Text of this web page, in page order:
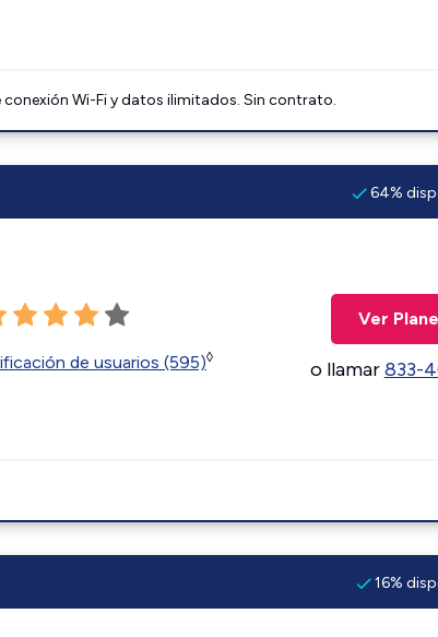
Wi-Fi y datos ilimitados. Sin contrato.
64%
de usuarios (595)◊
Ver
o llamar833-
16%